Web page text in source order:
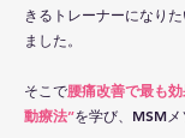
きるトレーナーになり
ました。
そこで腰痛改善で最も
動療法”を学び、MSMメ